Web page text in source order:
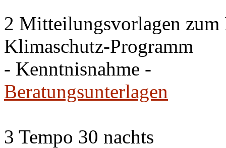
2 Mitteilungsvorlagen zum
Klimaschutz-Programm
- Kenntnisnahme -
Beratungsunterlagen
3 Tempo 30 nachts